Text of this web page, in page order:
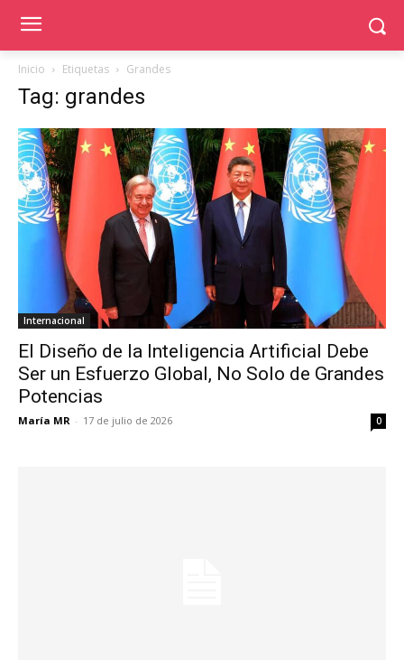
Inicio Etiquetas Grandes
Tag: grandes
Internacional
El Diseño de la Inteligencia Artificial Debe
Ser un Esfuerzo Global, No Solo de Grandes
Potencias
María MR - 17 de julio de 2026 0